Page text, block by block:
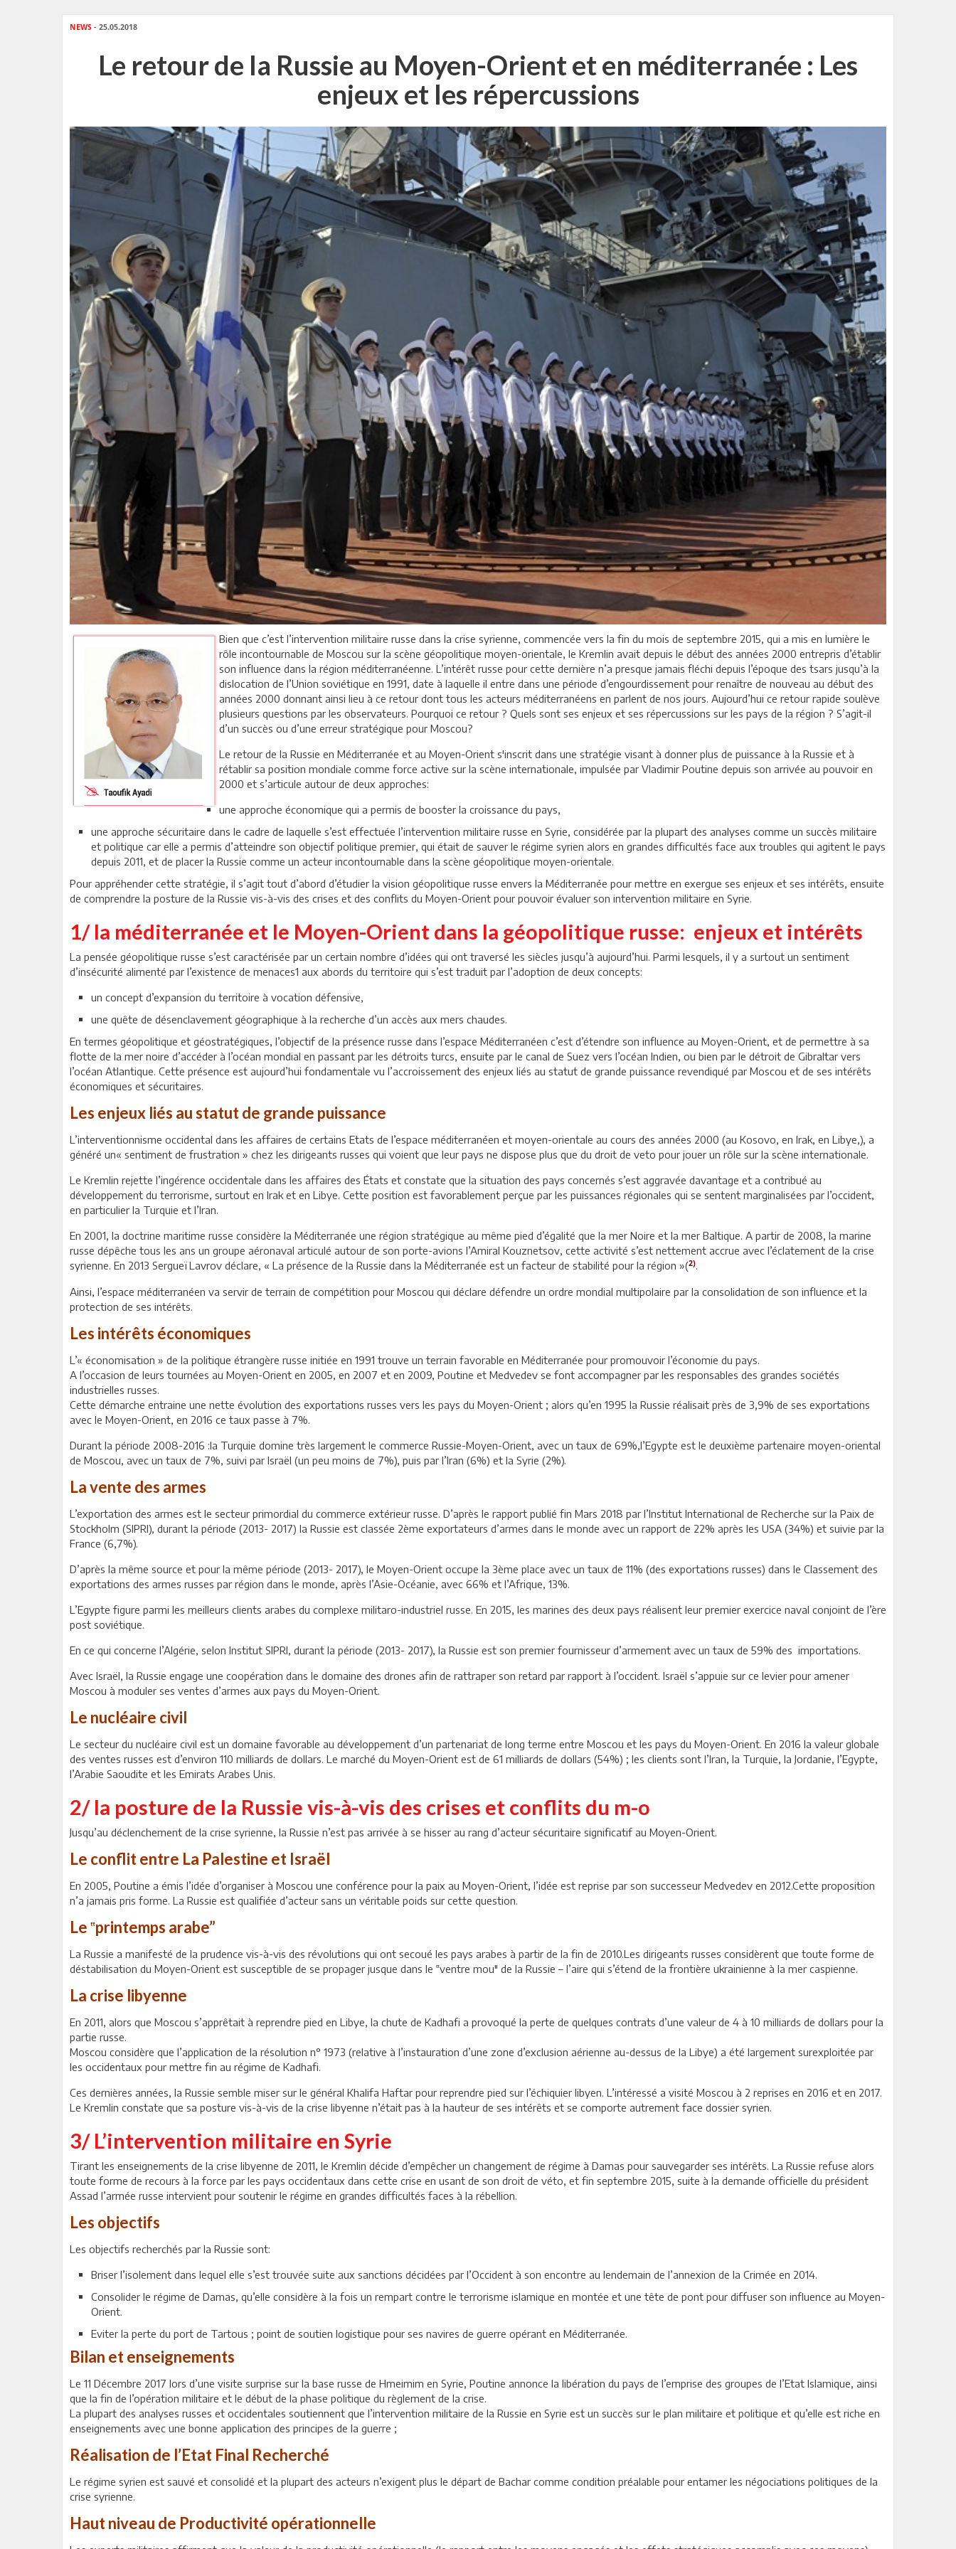
NEWS - 25.05.2018
Le retour de la Russie au Moyen-Orient et en méditerranée : Les
enjeux et les répercussions
Bien que c’est l’intervention militaire russe dans la crise syrienne, commencée vers la fin du mois de septembre 2015, qui a mis en lumière le
rôle incontournable de Moscou sur la scène géopolitique moyen-orientale, le Kremlin avait depuis le début des années 2000 entrepris d’établir
son influence dans la région méditerranéenne. L’intérêt russe pour cette dernière n’a presque jamais fléchi depuis l’époque des tsars jusqu’à la
dislocation de l’Union soviétique en 1991, date à laquelle il entre dans une période d’engourdissement pour renaître de nouveau au début des
années 2000 donnant ainsi lieu à ce retour dont tous les acteurs méditerranéens en parlent de nos jours. Aujourd’hui ce retour rapide soulève
plusieurs questions par les observateurs. Pourquoi ce retour ? Quels sont ses enjeux et ses répercussions sur les pays de la région ? S’agit-il
d’un succès ou d’une erreur stratégique pour Moscou?
Le retour de la Russie en Méditerranée et au Moyen-Orient s'inscrit dans une stratégie visant à donner plus de puissance à la Russie et à
rétablir sa position mondiale comme force active sur la scène internationale, impulsée par Vladimir Poutine depuis son arrivée au pouvoir en
2000 et s’articule autour de deux approches:
une approche économique qui a permis de booster la croissance du pays,
une approche sécuritaire dans le cadre de laquelle s’est effectuée l’intervention militaire russe en Syrie, considérée par la plupart des analyses comme un succès militaire
et politique car elle a permis d’atteindre son objectif politique premier, qui était de sauver le régime syrien alors en grandes difficultés face aux troubles qui agitent le pays
depuis 2011, et de placer la Russie comme un acteur incontournable dans la scène géopolitique moyen-orientale.
Pour appréhender cette stratégie, il s’agit tout d’abord d’étudier la vision géopolitique russe envers la Méditerranée pour mettre en exergue ses enjeux et ses intérêts, ensuite
de comprendre la posture de la Russie vis-à-vis des crises et des conflits du Moyen-Orient pour pouvoir évaluer son intervention militaire en Syrie.
1/ la méditerranée et le Moyen-Orient dans la géopolitique russe: enjeux et intérêts
La pensée géopolitique russe s’est caractérisée par un certain nombre d’idées qui ont traversé les siècles jusqu’à aujourd’hui. Parmi lesquels, il y a surtout un sentiment
d’insécurité alimenté par l’existence de menaces1 aux abords du territoire qui s’est traduit par l’adoption de deux concepts:
un concept d’expansion du territoire à vocation défensive,
une quête de désenclavement géographique à la recherche d’un accès aux mers chaudes.
En termes géopolitique et géostratégiques, l’objectif de la présence russe dans l’espace Méditerranéen c’est d’étendre son influence au Moyen-Orient, et de permettre à sa
flotte de la mer noire d’accéder à l’océan mondial en passant par les détroits turcs, ensuite par le canal de Suez vers l’océan Indien, ou bien par le détroit de Gibraltar vers
l’océan Atlantique. Cette présence est aujourd’hui fondamentale vu l’accroissement des enjeux liés au statut de grande puissance revendiqué par Moscou et de ses intérêts
économiques et sécuritaires.
Les enjeux liés au statut de grande puissance
L’interventionnisme occidental dans les affaires de certains Etats de l’espace méditerranéen et moyen-orientale au cours des années 2000 (au Kosovo, en Irak, en Libye,), a
généré un« sentiment de frustration » chez les dirigeants russes qui voient que leur pays ne dispose plus que du droit de veto pour jouer un rôle sur la scène internationale.
Le Kremlin rejette l’ingérence occidentale dans les affaires des États et constate que la situation des pays concernés s’est aggravée davantage et a contribué au
développement du terrorisme, surtout en Irak et en Libye. Cette position est favorablement perçue par les puissances régionales qui se sentent marginalisées par l’occident,
en particulier la Turquie et l’Iran.
En 2001, la doctrine maritime russe considère la Méditerranée une région stratégique au même pied d’égalité que la mer Noire et la mer Baltique. A partir de 2008, la marine
russe dépêche tous les ans un groupe aéronaval articulé autour de son porte-avions l’Amiral Kouznetsov, cette activité s’est nettement accrue avec l’éclatement de la crise
syrienne. En 2013 Sergueï Lavrov déclare, « La présence de la Russie dans la Méditerranée est un facteur de stabilité pour la région »(2).
Ainsi, l’espace méditerranéen va servir de terrain de compétition pour Moscou qui déclare défendre un ordre mondial multipolaire par la consolidation de son influence et la
protection de ses intérêts.
Les intérêts économiques
L’« économisation » de la politique étrangère russe initiée en 1991 trouve un terrain favorable en Méditerranée pour promouvoir l’économie du pays.
A l’occasion de leurs tournées au Moyen-Orient en 2005, en 2007 et en 2009, Poutine et Medvedev se font accompagner par les responsables des grandes sociétés
industrielles russes.
Cette démarche entraine une nette évolution des exportations russes vers les pays du Moyen-Orient ; alors qu’en 1995 la Russie réalisait près de 3,9% de ses exportations
avec le Moyen-Orient, en 2016 ce taux passe à 7%.
Durant la période 2008-2016 :la Turquie domine très largement le commerce Russie-Moyen-Orient, avec un taux de 69%,l’Egypte est le deuxième partenaire moyen-oriental
de Moscou, avec un taux de 7%, suivi par Israël (un peu moins de 7%), puis par l’Iran (6%) et la Syrie (2%).
La vente des armes
L’exportation des armes est le secteur primordial du commerce extérieur russe. D’après le rapport publié fin Mars 2018 par l’Institut International de Recherche sur la Paix de
Stockholm (SIPRI), durant la période (2013- 2017) la Russie est classée 2ème exportateurs d’armes dans le monde avec un rapport de 22% après les USA (34%) et suivie par la
France (6,7%).
D’après la même source et pour la même période (2013- 2017), le Moyen-Orient occupe la 3ème place avec un taux de 11% (des exportations russes) dans le Classement des
exportations des armes russes par région dans le monde, après l’Asie-Océanie, avec 66% et l’Afrique, 13%.
L’Egypte figure parmi les meilleurs clients arabes du complexe militaro-industriel russe. En 2015, les marines des deux pays réalisent leur premier exercice naval conjoint de l’ère
post soviétique.
En ce qui concerne l’Algérie, selon Institut SIPRI, durant la période (2013- 2017), la Russie est son premier fournisseur d’armement avec un taux de 59% des importations.
Avec Israël, la Russie engage une coopération dans le domaine des drones afin de rattraper son retard par rapport à l’occident. Israël s’appuie sur ce levier pour amener
Moscou à moduler ses ventes d’armes aux pays du Moyen-Orient.
Le nucléaire civil
Le secteur du nucléaire civil est un domaine favorable au développement d’un partenariat de long terme entre Moscou et les pays du Moyen-Orient. En 2016 la valeur globale
des ventes russes est d’environ 110 milliards de dollars. Le marché du Moyen-Orient est de 61 milliards de dollars (54%) ; les clients sont l’Iran, la Turquie, la Jordanie, l’Egypte,
l’Arabie Saoudite et les Emirats Arabes Unis.
2/ la posture de la Russie vis-à-vis des crises et conflits du m-o
Jusqu’au déclenchement de la crise syrienne, la Russie n’est pas arrivée à se hisser au rang d’acteur sécuritaire significatif au Moyen-Orient.
Le conflit entre La Palestine et Israël
En 2005, Poutine a émis l’idée d’organiser à Moscou une conférence pour la paix au Moyen-Orient, l’idée est reprise par son successeur Medvedev en 2012.Cette proposition
n’a jamais pris forme. La Russie est qualifiée d’acteur sans un véritable poids sur cette question.
Le ‟printemps arabe”
La Russie a manifesté de la prudence vis-à-vis des révolutions qui ont secoué les pays arabes à partir de la fin de 2010.Les dirigeants russes considèrent que toute forme de
déstabilisation du Moyen-Orient est susceptible de se propager jusque dans le ‟ventre mou″ de la Russie – l’aire qui s’étend de la frontière ukrainienne à la mer caspienne.
La crise libyenne
En 2011, alors que Moscou s’apprêtait à reprendre pied en Libye, la chute de Kadhafi a provoqué la perte de quelques contrats d’une valeur de 4 à 10 milliards de dollars pour la
partie russe.
Moscou considère que l’application de la résolution n° 1973 (relative à l’instauration d’une zone d’exclusion aérienne au-dessus de la Libye) a été largement surexploitée par
les occidentaux pour mettre fin au régime de Kadhafi.
Ces dernières années, la Russie semble miser sur le général Khalifa Haftar pour reprendre pied sur l’échiquier libyen. L’intéressé a visité Moscou à 2 reprises en 2016 et en 2017.
Le Kremlin constate que sa posture vis-à-vis de la crise libyenne n’était pas à la hauteur de ses intérêts et se comporte autrement face dossier syrien.
3/ L’intervention militaire en Syrie
Tirant les enseignements de la crise libyenne de 2011, le Kremlin décide d’empêcher un changement de régime à Damas pour sauvegarder ses intérêts. La Russie refuse alors
toute forme de recours à la force par les pays occidentaux dans cette crise en usant de son droit de véto, et fin septembre 2015, suite à la demande officielle du président
Assad l’armée russe intervient pour soutenir le régime en grandes difficultés faces à la rébellion.
Les objectifs
Les objectifs recherchés par la Russie sont:
Briser l’isolement dans lequel elle s’est trouvée suite aux sanctions décidées par l’Occident à son encontre au lendemain de l’annexion de la Crimée en 2014.
Consolider le régime de Damas, qu’elle considère à la fois un rempart contre le terrorisme islamique en montée et une tête de pont pour diffuser son influence au Moyen-
Orient.
Eviter la perte du port de Tartous ; point de soutien logistique pour ses navires de guerre opérant en Méditerranée.
Bilan et enseignements
Le 11 Décembre 2017 lors d’une visite surprise sur la base russe de Hmeimim en Syrie, Poutine annonce la libération du pays de l’emprise des groupes de l’Etat Islamique, ainsi
que la fin de l’opération militaire et le début de la phase politique du règlement de la crise.
La plupart des analyses russes et occidentales soutiennent que l’intervention militaire de la Russie en Syrie est un succès sur le plan militaire et politique et qu’elle est riche en
enseignements avec une bonne application des principes de la guerre ;
Réalisation de l’Etat Final Recherché
Le régime syrien est sauvé et consolidé et la plupart des acteurs n’exigent plus le départ de Bachar comme condition préalable pour entamer les négociations politiques de la
crise syrienne.
Haut niveau de Productivité opérationnelle